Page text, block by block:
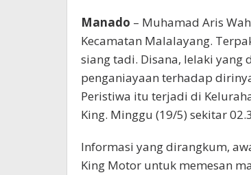
Manado – Muhamad Aris
Kecamatan Malalayang.
siang tadi. Disana, lelaki yang
penganiayaan terhadap
Peristiwa itu terjadi di
King. Minggu (19/5) sekitar
Informasi yang dirangkum,
King Motor untuk memesan